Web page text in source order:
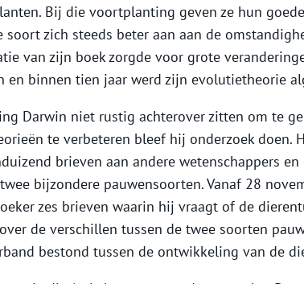
Bij die voortplanting geven ze hun
soort zich steeds beter aan aan de
van zijn boek zorgde voor grote
en binnen tien jaar werd zijn evolutietheorie
Darwin niet rustig achterover zitten om te
te verbeteren bleef hij onderzoek doen.
brieven aan andere wetenschappers
bijzondere pauwensoorten. Vanaf 28
zes brieven waarin hij vraagt of de
de verschillen tussen de twee soorten
bestond tussen de ontwikkeling van de